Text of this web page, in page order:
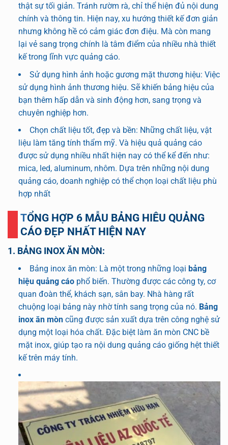
thật sự tối giản. Tránh rườm rà, chỉ thể hiện đủ nội dung
chính và thông tin. Hiện nay, xu hướng thiết kế đơn giản
nhưng không hề có cảm giác đơn điệu. Mà còn mang
lại vẻ sang trọng chính là tâm điểm của nhiều nhà thiết
kế trong lĩnh vực quảng cáo.
Sử dụng hình ảnh hoặc gương mặt thương hiệu: Việc
sử dụng hình ảnh thương hiệu. Sẽ khiến bảng hiệu của
bạn thêm hấp dẫn và sinh động hơn, sang trọng và
chuyên nghiệp hơn.
Chọn chất liệu tốt, đẹp và bền: Những chất liệu, vật
liệu làm tăng tính thẩm mỹ. Và hiệu quả quảng cáo
được sử dụng nhiều nhất hiện nay có thể kể đến như:
mica, led, aluminum, nhôm. Dựa trên những nội dung
quảng cáo, doanh nghiệp có thể chọn loại chất liệu phù
hợp nhất
TỔNG HỢP 6 MẪU BẢNG HIÊU QUẢNG
CÁO ĐẸP NHẤT HIỆN NAY
1. BẢNG INOX ĂN MÒN:
Bảng inox ăn mòn: Là một trong những loại bảng
hiệu quảng cáophổ biến. Thường được các công ty, cơ
quan đoàn thể, khách sạn, sân bay. Nhà hàng rất
chuộng loại bảng này nhờ tính sang trọng của nó. Bảng
inox ăn mòncũng được sản xuất dựa trên công nghệ sử
dụng một loại hóa chất. Đặc biệt làm ăn mòn CNC bề
mặt inox, giúp tạo ra nội dung quảng cáo giống hệt thiết
kế trên máy tính.